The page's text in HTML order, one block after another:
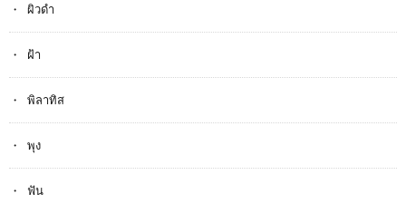
ผิวดำ
ฝ้า
พิลาทิส
พุง
ฟัน